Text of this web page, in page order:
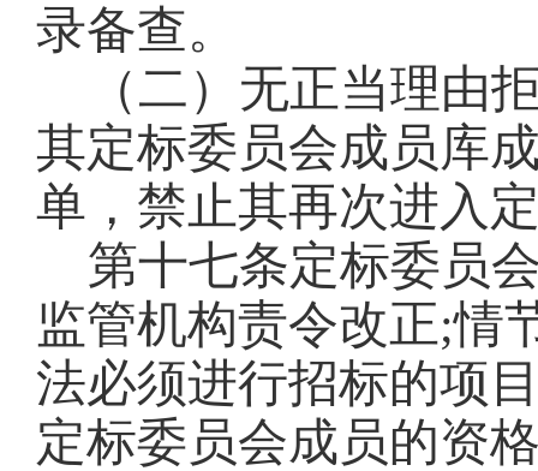
录备查。
（二）无正当理由
其定标委员会成员库
单，禁止其再次进入
第十七条定标委员
监管机构责令改正;情
法必须进行招标的项
定标委员会成员的资